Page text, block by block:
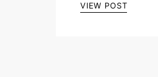
VIEW POST